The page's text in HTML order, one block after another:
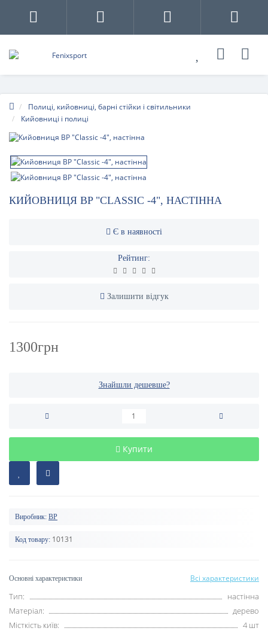
Полиці, кийовниці, барні стійки і світильники
Кийовниці і полиці
КИЙОВНИЦЯ BP "CLASSIC -4", НАСТІННА
Є в наявності
Рейтинг:
Залишити відгук
1300грн
Знайшли дешевше?
Купити
Виробник: BP
Код товару: 10131
Основні характеристики Всі характеристики
Тип:
настінна
Матеріал:
дерево
Місткість київ:
4 шт